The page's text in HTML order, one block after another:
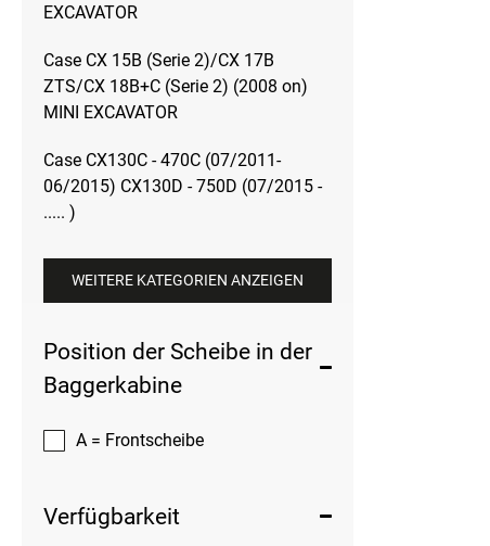
EXCAVATOR
Case CX 15B (Serie 2)/CX 17B
ZTS/CX 18B+C (Serie 2) (2008 on)
MINI EXCAVATOR
Case CX130C - 470C (07/2011-
06/2015) CX130D - 750D (07/2015 -
..... )
WEITERE KATEGORIEN ANZEIGEN
Position der Scheibe in der
Baggerkabine
A = Frontscheibe
Verfügbarkeit